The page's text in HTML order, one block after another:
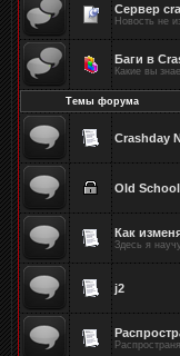
Сервер
Новость не
Баги в
Какие вы
Темы форума
Crashday
Old School
Как
Здесь я
j2